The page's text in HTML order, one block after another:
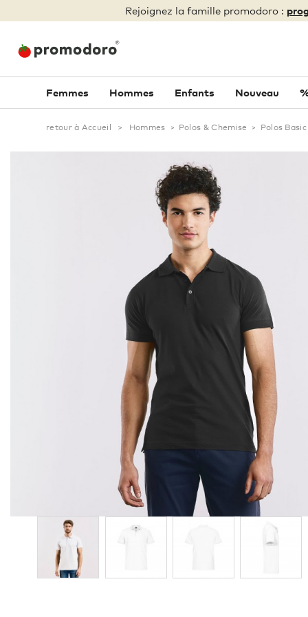
Rejoignez la famille promodoro :
Femmes Hommes Enfants Nouveau
retour à Accueil > Hommes > Polos & Chemise > Polos Basic